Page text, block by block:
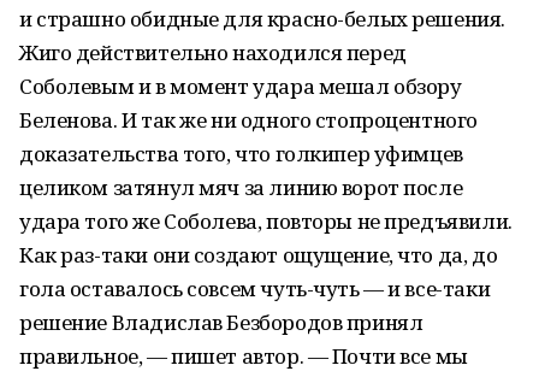
и страшно обидные для красно-белых решения.
Жиго действительно находился перед
Соболевым и в момент удара мешал обзору
Беленова. И так же ни одного стопроцентного
доказательства того, что голкипер уфимцев
целиком затянул мяч за линию ворот после
удара того же Соболева, повторы не предъявили.
Как раз-таки они создают ощущение, что да, до
гола оставалось совсем чуть-чуть — и все-таки
решение Владислав Безбородов принял
правильное, — пишет автор. — Почти все мы